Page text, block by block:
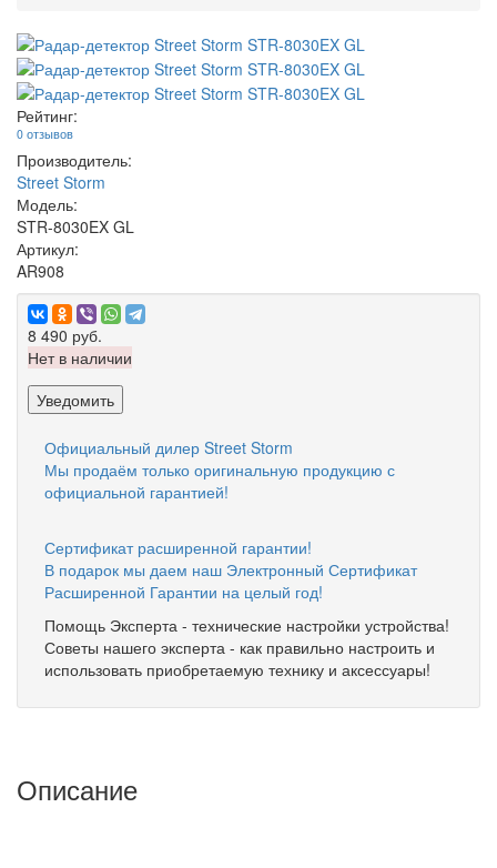
Рейтинг:
0 отзывов
Производитель:
Street Storm
Модель:
STR-8030EX GL
Артикул:
AR908
8 490 руб.
Нет в наличии
Уведомить
Официальный дилер Street Storm
Мы продаём только оригинальную продукцию с
официальной гарантией!
Сертификат расширенной гарантии!
В подарок мы даем наш Электронный Сертификат
Расширенной Гарантии на целый год!
Помощь Эксперта - технические настройки устройства!
Советы нашего эксперта - как правильно настроить и
использовать приобретаемую технику и аксессуары!
Описание